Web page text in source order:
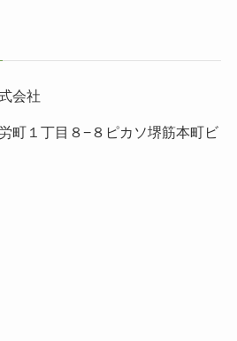
会社
町１丁目８−８ピカソ堺筋本町ビ